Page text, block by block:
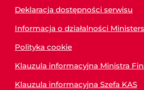
Deklaracja dostępności serwisu
Informacja o działalności
Polityka cookie
Klauzula informacyjna Ministra
Klauzula informacyjna Szefa KAS